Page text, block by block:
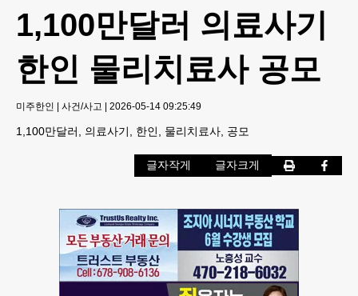
1,100만달러 의료사기
한인 물리치료사 공모
미주한인 | 사건/사고 | 2026-05-14 09:25:49
1,100만달러, 의료사기, 한인, 물리치료사, 공모
글자작게 글자크게